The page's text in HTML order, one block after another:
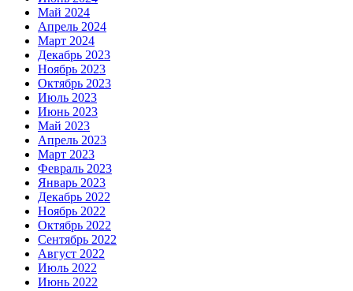
Май 2024
Апрель 2024
Март 2024
Декабрь 2023
Ноябрь 2023
Октябрь 2023
Июль 2023
Июнь 2023
Май 2023
Апрель 2023
Март 2023
Февраль 2023
Январь 2023
Декабрь 2022
Ноябрь 2022
Октябрь 2022
Сентябрь 2022
Август 2022
Июль 2022
Июнь 2022